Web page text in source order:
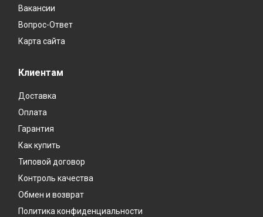
Вакансии
Вопрос-Ответ
Карта сайта
Клиентам
Доставка
Оплата
Гарантия
Как купить
Типовой договор
Контроль качества
Обмен и возврат
Политика конфиденциальности